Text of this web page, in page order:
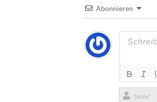
Abonnieren